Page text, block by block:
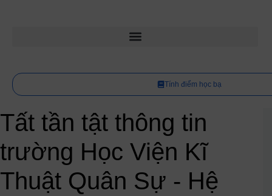
Tính điểm học bạ
Tất tần tật thông tin
trường Học Viện Kĩ
Thuật Quân Sự - Hệ